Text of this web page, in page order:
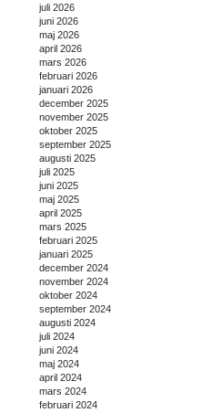
juli 2026
juni 2026
maj 2026
april 2026
mars 2026
februari 2026
januari 2026
december 2025
november 2025
oktober 2025
september 2025
augusti 2025
juli 2025
juni 2025
maj 2025
april 2025
mars 2025
februari 2025
januari 2025
december 2024
november 2024
oktober 2024
september 2024
augusti 2024
juli 2024
juni 2024
maj 2024
april 2024
mars 2024
februari 2024